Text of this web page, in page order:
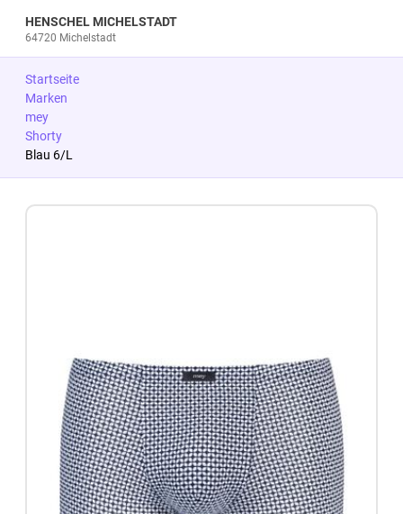
HENSCHEL MICHELSTADT
64720 Michelstadt
Startseite
Marken
mey
Shorty
Blau 6/L